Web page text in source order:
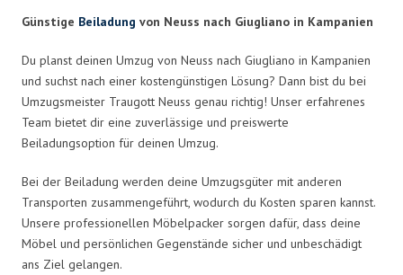
Günstige Beiladung von Neuss nach Giugliano in Kampanien
Du planst deinen Umzug von Neuss nach Giugliano in Kampanien
und suchst nach einer kostengünstigen Lösung? Dann bist du bei
Umzugsmeister Traugott Neuss genau richtig! Unser erfahrenes
Team bietet dir eine zuverlässige und preiswerte
Beiladungsoption für deinen Umzug.
Bei der Beiladung werden deine Umzugsgüter mit anderen
Transporten zusammengeführt, wodurch du Kosten sparen kannst.
Unsere professionellen Möbelpacker sorgen dafür, dass deine
Möbel und persönlichen Gegenstände sicher und unbeschädigt
ans Ziel gelangen.